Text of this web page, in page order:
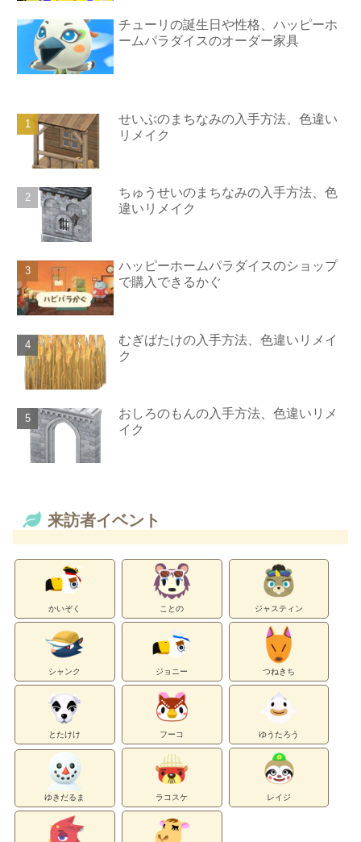
チューリの誕生日や性格、ハッピーホ
ームパラダイスのオーダー家具
せいぶのまちなみの入手方法、色違い
リメイク
ちゅうせいのまちなみの入手方法、色
違いリメイク
ハッピーホームパラダイスのショップ
で購入できるかぐ
むぎばたけの入手方法、色違いリメイ
ク
おしろのもんの入手方法、色違いリメ
イク
来訪者イベント
かいぞく ことの ジャスティン
シャンク ジョニー つねきち
とたけけ フーコ ゆうたろう
ゆきだるま ラコスケ レイジ